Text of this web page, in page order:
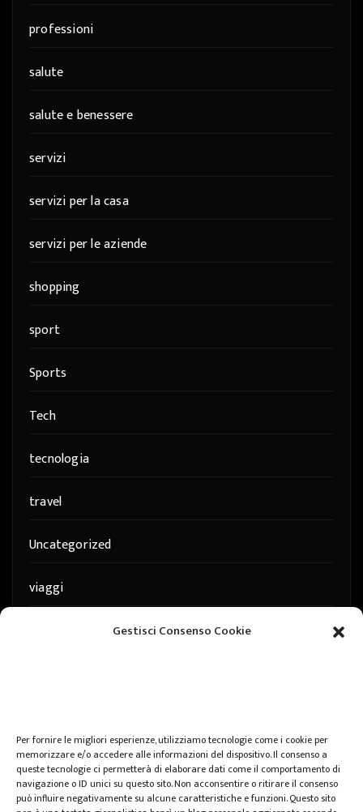
Gestisci Consenso Cookie
Per fornire le migliori esperienze, utilizziamo tecnologie come i cookie per
memorizzare e/o accedere alle informazioni del dispositivo. Il consenso a
queste tecnologie ci permetterà di elaborare dati come il comportamento di
navigazione o ID unici su questo sito. Non acconsentire o ritirare il consenso
può influire negativamente su alcune caratteristiche e funzioni. Questo sito
professioni
salute
salute e benessere
servizi
servizi per la casa
servizi per le aziende
shopping
sport
Sports
Tech
tecnologia
travel
Uncategorized
viaggi